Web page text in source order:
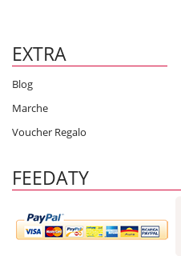
EXTRA
Blog
Marche
Voucher Regalo
FEEDATY